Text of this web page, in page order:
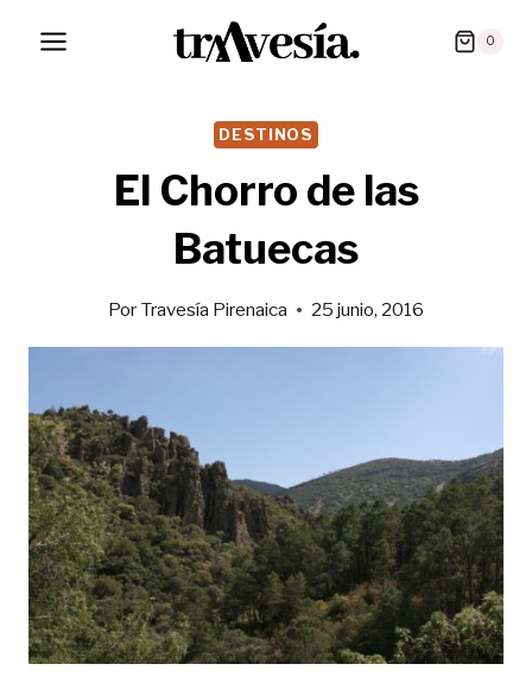
0
DESTINOS
El Chorro de las
Batuecas
Por Travesía Pirenaica 25 junio, 2016